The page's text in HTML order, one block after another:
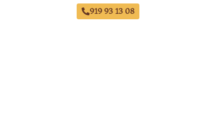
919 93 13 08